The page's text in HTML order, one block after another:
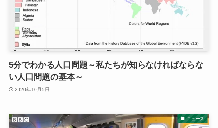
5分でわかる人口問題～私たちが知らなければならな
い人口問題の基本～
2020年10月5日
ニュース